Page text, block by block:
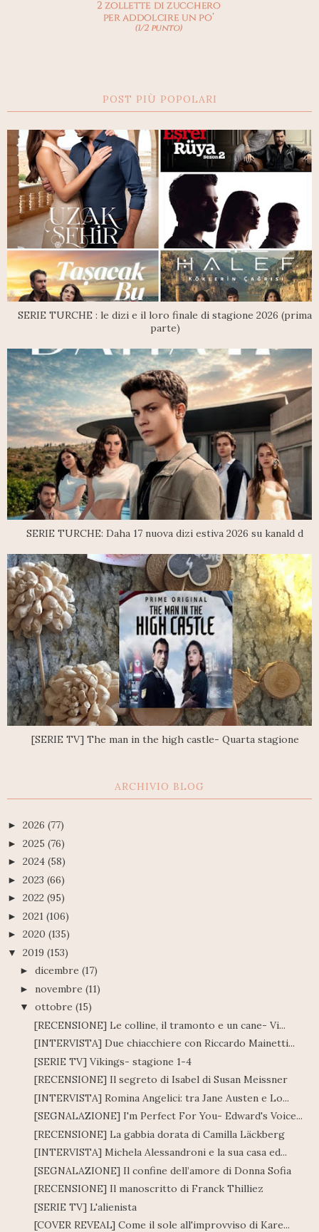
POST PIÙ POPOLARI
SERIE TURCHE : le dizi e il loro finale di stagione 2026 (prima
parte)
SERIE TURCHE: Daha 17 nuova dizi estiva 2026 su kanald d
[SERIE TV] The man in the high castle- Quarta stagione
ARCHIVIO BLOG
► 2026 (77)
► 2025 (76)
► 2024 (58)
► 2023 (66)
► 2022 (95)
► 2021 (106)
► 2020 (135)
▼ 2019 (153)
► dicembre (17)
► novembre (11)
▼ ottobre (15)
[RECENSIONE] Le colline, il tramonto e un cane- Vi...
[INTERVISTA] Due chiacchiere con Riccardo Mainetti...
[SERIE TV] Vikings- stagione 1-4
[RECENSIONE] Il segreto di Isabel di Susan Meissner
[INTERVISTA] Romina Angelici: tra Jane Austen e Lo...
[SEGNALAZIONE] I'm Perfect For You- Edward's Voice...
[RECENSIONE] La gabbia dorata di Camilla Läckberg
[INTERVISTA] Michela Alessandroni e la sua casa ed...
[SEGNALAZIONE] Il confine dell’amore di Donna Sofia
[RECENSIONE] Il manoscritto di Franck Thilliez
[SERIE TV] L'alienista
[COVER REVEAL] Come il sole all'improvviso di Kare...